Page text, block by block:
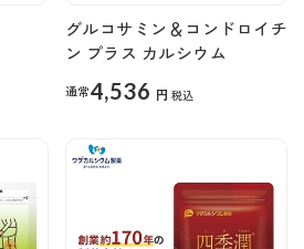
グルコサミン＆コンドロイチ
ン プラス カルシウム
通常4,536 円 税込